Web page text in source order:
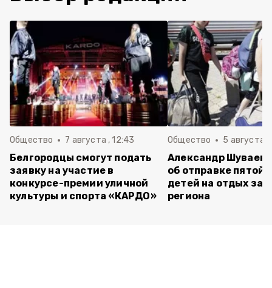
Общество 7 августа , 12:43
Белгородцы смогут подать
заявку на участие в
конкурсе-премии уличной
культуры и спорта «КАРДО»
Общество 5 августа ,
Александр Шуваев
об отправке пятой
детей на отдых за
региона